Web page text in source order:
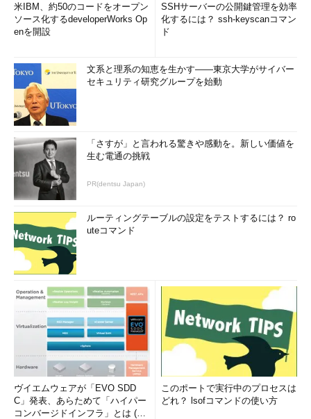
米IBM、約50のコードをオープン
ソース化するdeveloperWorks Op
enを開設
SSHサーバーの公開鍵管理を効率
化するには？ ssh-keyscanコマン
ド
文系と理系の知恵を生かす――東京大学がサイバー
セキュリティ研究グループを始動
「さすが」と言われる驚きや感動を。新しい価値を
生む電通の挑戦
PR(dentsu Japan)
ルーティングテーブルの設定をテストするには？ ro
uteコマンド
ヴイエムウェアが「EVO SDD
C」発表、あらためて「ハイパー
コンバージドインフラ」とは (1/
このポートで実行中のプロセスは
どれ？ lsofコマンドの使い方